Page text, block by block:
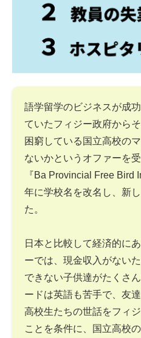
語学留学のビジネスが成
ていたフィジー政府から
困窮している国立高校の
ないかというオファーを
『Ba Provincial Free Bird
年に学校名を改名し、新
た。
日本と比較して経済的に
ーでは、現金収入がない
できない子供達がたくさ
ードは英語も苦手で、友
高校生たちの世話をフィ
ことを条件に、国立高校